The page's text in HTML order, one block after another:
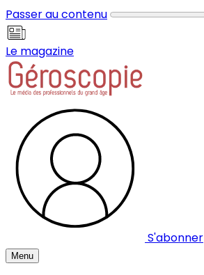
Passer au contenu
Le magazine
S'abonner
Menu
Panneau de gestion des cookies